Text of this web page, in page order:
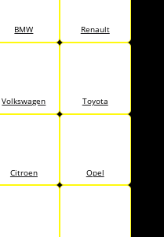
BMW Renault
Volkswagen Toyota
Citroen Opel